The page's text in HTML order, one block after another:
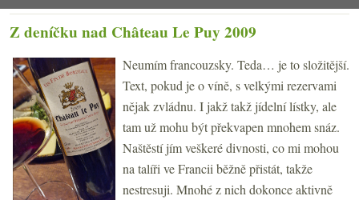
Z deníčku nad Château Le Puy 2009
Neumím francouzsky. Teda… je to složitější.
Text, pokud je o víně, s velkými rezervami
nějak zvládnu. I jakž takž jídelní lístky, ale
tam už mohu být překvapen mnohem snáz.
Naštěstí jím veškeré divnosti, co mi mohou
na talíři ve Francii běžně přistát, takže
nestresuji. Mnohé z nich dokonce aktivně